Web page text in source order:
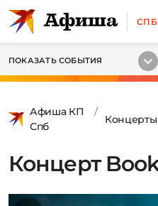
СПБ
ПОКАЗАТЬ СОБЫТИЯ
Афиша КП
Спб
Концерты
Концерт